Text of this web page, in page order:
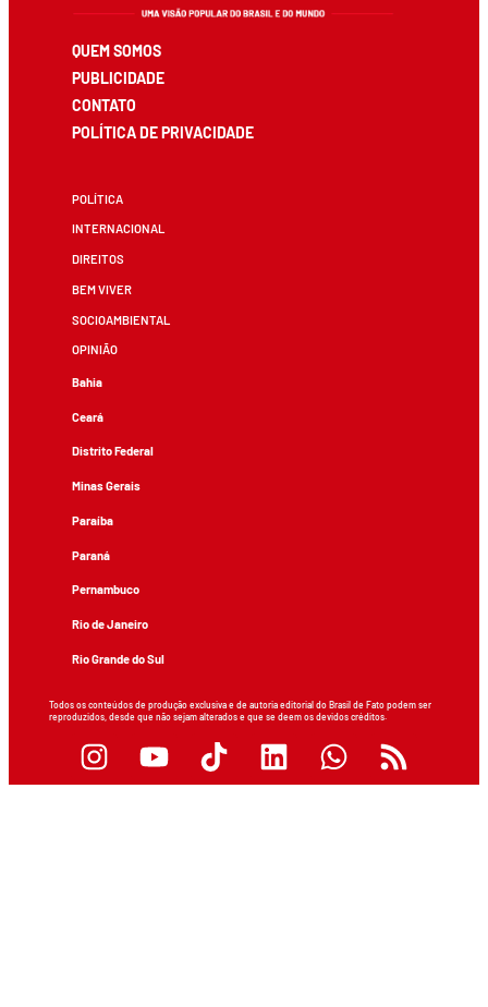
QUEM SOMOS
PUBLICIDADE
CONTATO
POLÍTICA DE PRIVACIDADE
POLÍTICA
INTERNACIONAL
DIREITOS
BEM VIVER
SOCIOAMBIENTAL
OPINIÃO
Bahia
Ceará
Distrito Federal
Minas Gerais
Paraíba
Paraná
Pernambuco
Rio de Janeiro
Rio Grande do Sul
Todos os conteúdos de produção exclusiva e de autoria editorial do Brasil de Fato podem ser
reproduzidos, desde que não sejam alterados e que se deem os devidos créditos.